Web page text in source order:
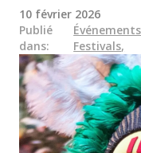
précédant le
dernières festivités
combine traditions
esprit
chaque année. À
varient
humoristiques et
folklore, aux rituels
10 février 2026
Publié
dans:
Festivals,